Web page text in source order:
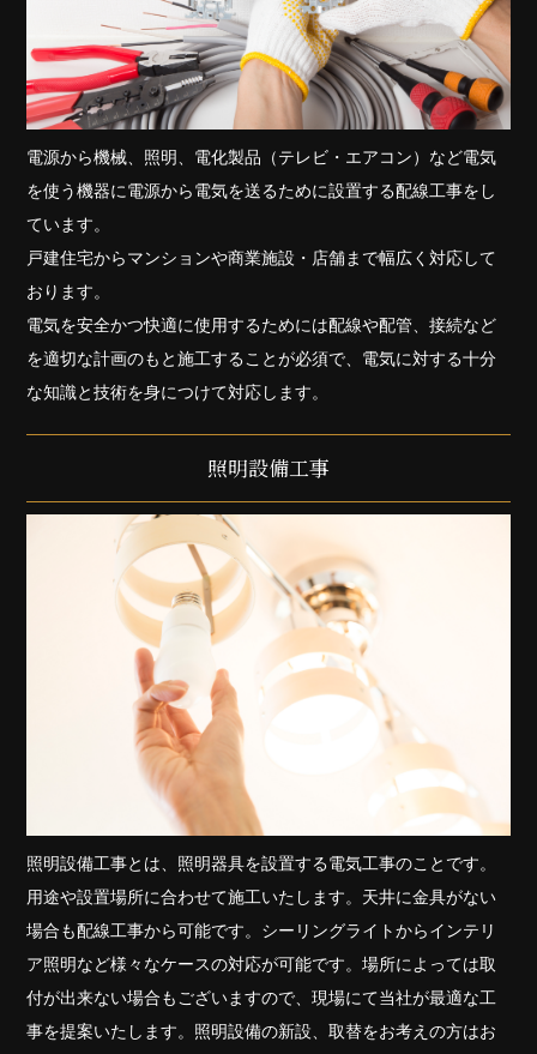
電源から機械、照明、電化製品（テレビ・エアコン）など電気
を使う機器に電源から電気を送るために設置する配線工事をし
ています。
戸建住宅からマンションや商業施設・店舗まで幅広く対応して
おります。
電気を安全かつ快適に使用するためには配線や配管、接続など
を適切な計画のもと施工することが必須で、電気に対する十分
な知識と技術を身につけて対応します。
照明設備工事
照明設備工事とは、照明器具を設置する電気工事のことです。
用途や設置場所に合わせて施工いたします。天井に金具がない
場合も配線工事から可能です。シーリングライトからインテリ
ア照明など様々なケースの対応が可能です。場所によっては取
付が出来ない場合もございますので、現場にて当社が最適な工
事を提案いたします。照明設備の新設、取替をお考えの方はお